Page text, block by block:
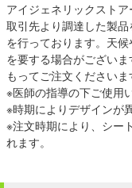
アイジェネリックスト
取引先より調達した製
を行っております。天
を要する場合がござい
もってご注文くださいま
※医師の指導の下ご使用
※時期によりデザインが
※注文時期により、シー
れます。